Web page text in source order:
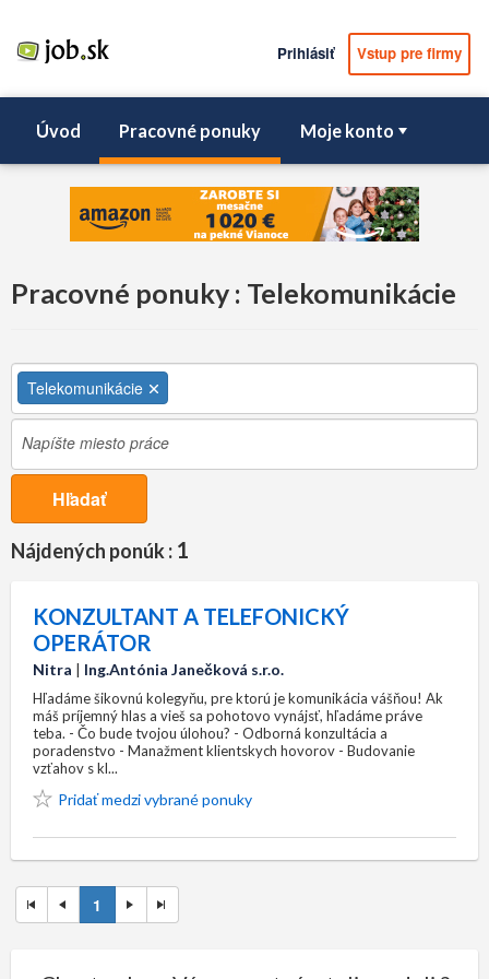
Prihlásiť Vstup pre firmy
Úvod Pracovné ponuky Moje konto
Pracovné ponuky : Telekomunikácie
Telekomunikácie
Hľadať
Nájdených ponúk : 1
KONZULTANT A TELEFONICKÝ
OPERÁTOR
Nitra | Ing.Antónia Janečková s.r.o.
Hľadáme šikovnú kolegyňu, pre ktorú je komunikácia vášňou! Ak
máš príjemný hlas a vieš sa pohotovo vynájsť, hľadáme práve
teba. - Čo bude tvojou úlohou? - Odborná konzultácia a
poradenstvo - Manažment klientskych hovorov - Budovanie
vzťahov s kl...
Pridať medzi vybrané ponuky
1